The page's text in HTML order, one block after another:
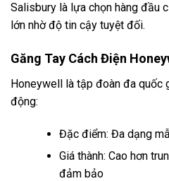
Salisbury là lựa chọn hàng đầu
lớn nhờ độ tin cậy tuyệt đối.
Găng Tay Cách Điện
Honeywell là tập đoàn đa quốc
động:
Đặc điểm: Đa dạng
Giá thành: Cao hơn
đảm bảo